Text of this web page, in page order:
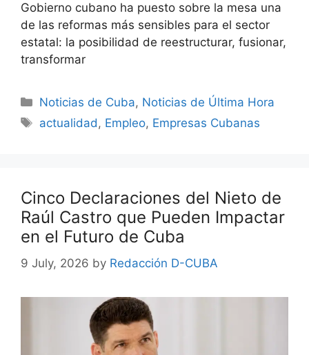
Gobierno cubano ha puesto sobre la mesa una
de las reformas más sensibles para el sector
estatal: la posibilidad de reestructurar, fusionar,
transformar
Categories
Noticias de Cuba, Noticias de Última Hora
Tags
actualidad, Empleo, Empresas Cubanas
Cinco Declaraciones del Nieto de
Raúl Castro que Pueden Impactar
en el Futuro de Cuba
9 July, 2026 by Redacción D-CUBA